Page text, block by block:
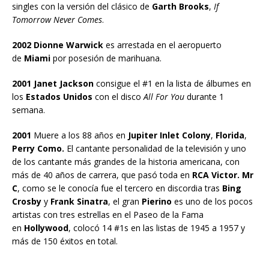
singles con la versión del clásico de Garth Brooks, If
Tomorrow Never Comes.
2002 Dionne Warwick es arrestada en el aeropuerto
de Miami por posesión de marihuana.
2001 Janet Jackson consigue el #1 en la lista de álbumes en
los Estados Unidos con el disco All For You durante 1
semana.
2001 Muere a los 88 años en Jupiter Inlet Colony, Florida,
Perry Como. El cantante personalidad de la televisión y uno
de los cantante más grandes de la historia americana, con
más de 40 años de carrera, que pasó toda en RCA Victor. Mr
C, como se le conocía fue el tercero en discordia tras Bing
Crosby y Frank Sinatra, el gran Pierino es uno de los pocos
artistas con tres estrellas en el Paseo de la Fama
en Hollywood, colocó 14 #1s en las listas de 1945 a 1957 y
más de 150 éxitos en total.